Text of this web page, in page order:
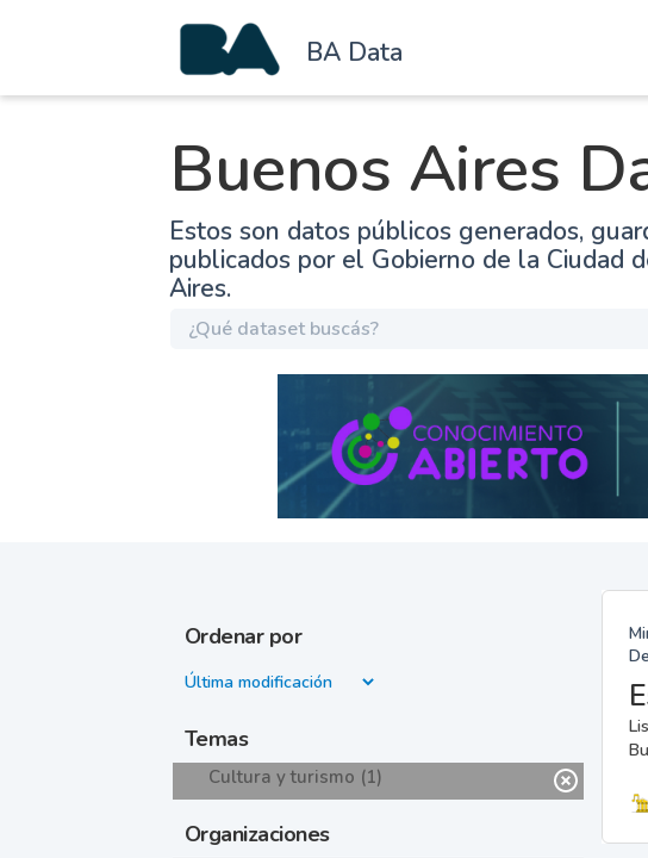
BA Data
Buenos Aires
Estos son datos públicos generados,
publicados por el Gobierno de la Ciudad
Aires.
Ordenar por
Temas
Cultura y turismo (1)
Organizaciones